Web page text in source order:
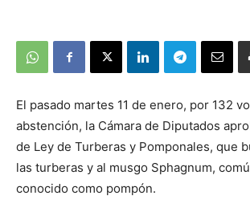
El pasado martes 11 de enero, por 132
abstención, la Cámara de Diputados
de Ley de Turberas y Pomponales, que
las turberas y al musgo Sphagnum,
conocido como pompón.